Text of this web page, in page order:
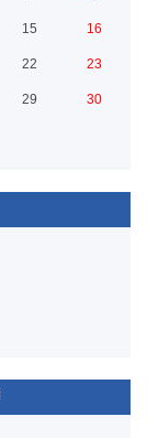
15 16
22 23
29 30